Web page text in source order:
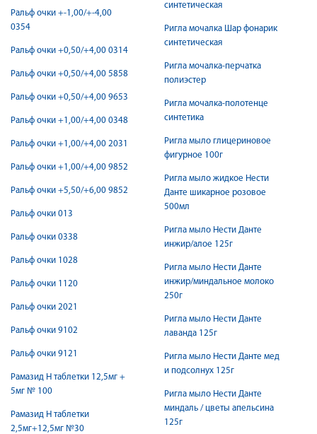
Ральф очки +-1,00/+-4,00
0354
Ральф очки +0,50/+4,00 0314
Ральф очки +0,50/+4,00 5858
Ральф очки +0,50/+4,00 9653
Ральф очки +1,00/+4,00 0348
Ральф очки +1,00/+4,00 2031
Ральф очки +1,00/+4,00 9852
Ральф очки +5,50/+6,00 9852
Ральф очки 013
Ральф очки 0338
Ральф очки 1028
Ральф очки 1120
Ральф очки 2021
Ральф очки 9102
Ральф очки 9121
Рамазид H таблетки 12,5мг +
5мг № 100
Рамазид Н таблетки
2,5мг+12,5мг №30
синтетическая
Ригла мочалка Шар фонарик
синтетическая
Ригла мочалка-перчатка
полиэстер
Ригла мочалка-полотенце
синтетика
Ригла мыло глицериновое
фигурное 100г
Ригла мыло жидкое Нести
Данте шикарное розовое
500мл
Ригла мыло Нести Данте
инжир/алое 125г
Ригла мыло Нести Данте
инжир/миндальное молоко
250г
Ригла мыло Нести Данте
лаванда 125г
Ригла мыло Нести Данте мед
и подсолнух 125г
Ригла мыло Нести Данте
миндаль / цветы апельсина
125г